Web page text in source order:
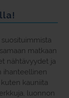
matkaan
nähtävyydet ja
ihanteellinen
kauniita
luonnon